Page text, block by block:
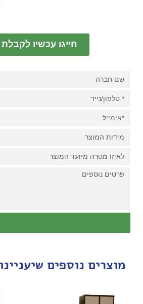
חייגו עכשיו
מוצרים נוספים